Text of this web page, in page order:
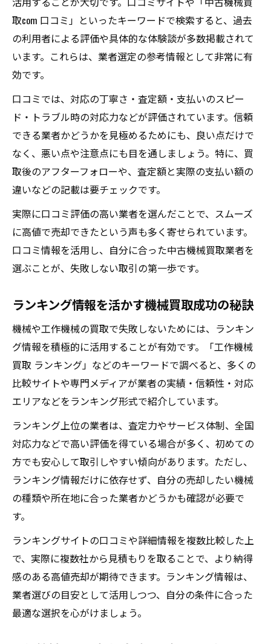
取com 口コミ」といったキーワードで検索すると、過去
の利用者による評価や具体的な体験談が多数掲載されて
います。これらは、業者選定の参考情報として非常に有
効です。
口コミでは、対応の丁寧さ・査定額・支払いのスピー
ド・トラブル時の対応力などが評価されています。信頼
できる業者かどうかを見極めるためにも、良い点だけで
なく、悪い点や注意点にも目を通しましょう。特に、買
取後のアフターフォローや、査定額と実際の支払い額の
違いなどの記載は要チェックです。
実際に口コミ評価の高い業者を選んだことで、スムーズ
に高値で売却できたという声も多く寄せられています。
口コミ情報を活用し、自分に合った中古機械買取業者を
選ぶことが、失敗しない取引の第一歩です。
ランキング情報を活かす機械買取成功の秘訣
機械や工作機械の買取で失敗しないためには、ランキン
グ情報を積極的に活用することが有効です。「工作機械
買取 ランキング」などのキーワードで調べると、多くの
比較サイトや専門メディアが業者の実績・信頼性・対応
エリアなどをランキング形式で紹介しています。
ランキング上位の業者は、査定力やサービス体制、全国
対応力などで高い評価を得ている場合が多く、初めての
方でも安心して取引しやすい傾向があります。ただし、
ランキング情報だけに依存せず、自分の売却したい機械
の種類や所在地に合った業者かどうかも確認が必要で
す。
ランキングサイトの口コミや詳細情報を複数比較した上
で、実際に複数社から見積もりを取ることで、より納得
感のある高値売却が期待できます。ランキング情報は、
業者選びの目安として活用しつつ、自分の条件に合った
最適な選択を心がけましょう。